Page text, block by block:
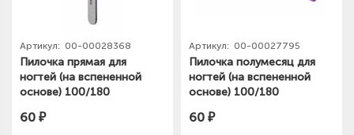
Артикул: 00-00028368
Пилочка прямая для
ногтей (на вспененной
основе) 100/180
60 ₽
Артикул: 00-00027795
Пилочка полумесяц для
ногтей (на вспененной
основе) 100/180
60 ₽